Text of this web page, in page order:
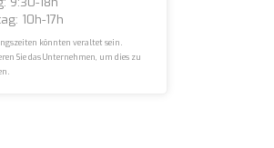
10h-17h
könnten veraltet sein.
Sie das Unternehmen, um dies zu